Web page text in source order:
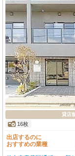
貸店
16枚
出店するのに
おすすめの業種